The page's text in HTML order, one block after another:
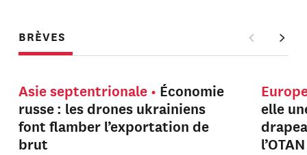
BRÈVES
Asie septentrionale
Économie
russe : les drones ukrainiens
font flamber l’exportation de
brut
elle